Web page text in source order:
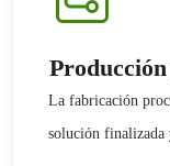
La fabricación
solución finalizada